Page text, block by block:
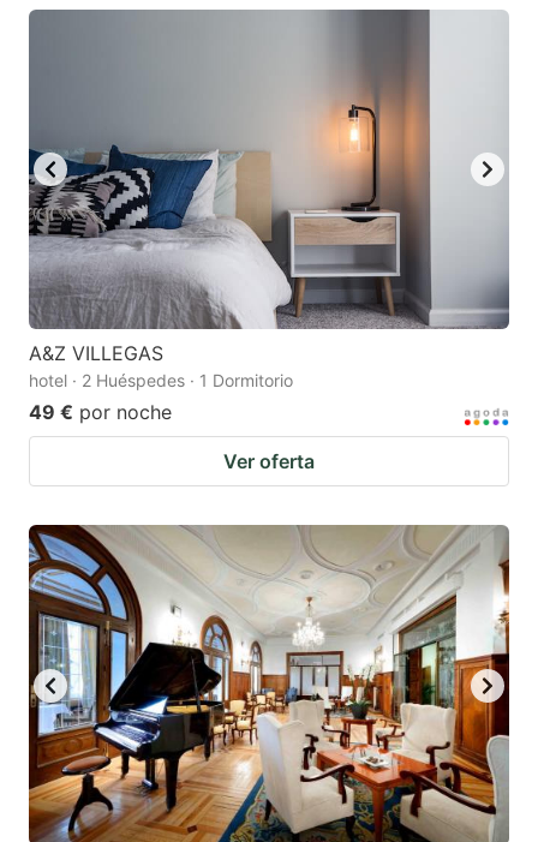
A&Z VILLEGAS
hotel · 2 Huéspedes · 1 Dormitorio
49 € por noche
Ver oferta